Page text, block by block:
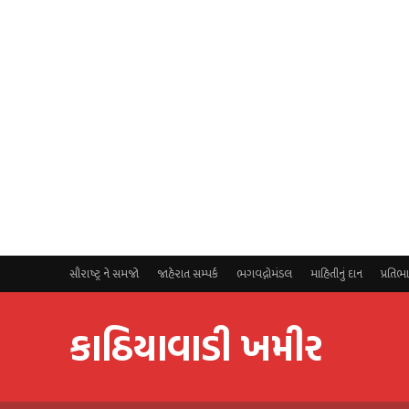
સૌરાષ્ટ્ર ને સમજો જાહેરાત સમ્પર્ક ભગવદ્ગોમંડલ માહિતીનું દાન
કાઠિયાવાડી ખમીર